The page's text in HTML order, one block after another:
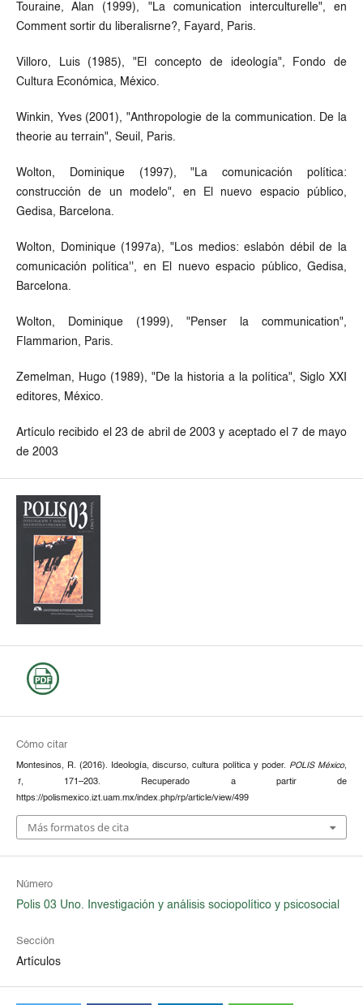
Touraine, Alan (1999), "La comunication interculturelle", en
Comment sortir du liberalisrne?, Fayard, Paris.
Villoro, Luis (1985), "El concepto de ideología", Fondo de
Cultura Económica, México.
Winkin, Yves (2001), "Anthropologie de la communication. De la
theorie au terrain", Seuil, Paris.
Wolton, Dominique (1997), "La comunicación política:
construcción de un modelo", en El nuevo espacio público,
Gedisa, Barcelona.
Wolton, Dominique (1997a), "Los medios: eslabón débil de la
comunicación política'', en El nuevo espacio público, Gedisa,
Barcelona.
Wolton, Dominique (1999), "Penser la communication",
Flammarion, Paris.
Zemelman, Hugo (1989), "De la historia a la política", Siglo XXI
editores, México.
Artículo recibido el 23 de abril de 2003 y aceptado el 7 de mayo
de 2003
Cómo citar
Montesinos, R. (2016). Ideología, discurso, cultura política y poder. POLIS México,
1, 171–203. Recuperado a partir de
https://polismexico.izt.uam.mx/index.php/rp/article/view/499
Más formatos de cita
Número
Polis 03 Uno. Investigación y análisis sociopolítico y psicosocial
Sección
Artículos